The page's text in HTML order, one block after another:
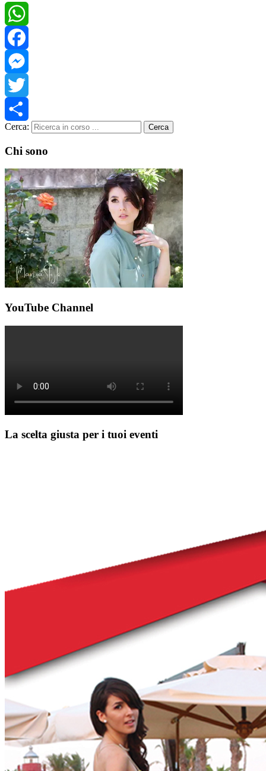
WhatsApp
Facebook
Messenger
Twitter
Share
Cerca: Cerca
Chi sono
YouTube Channel
La scelta giusta per i tuoi eventi